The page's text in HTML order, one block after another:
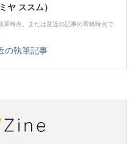
ヤ ススム）
筆時点、または直近の記事の寄稿時点で
の執筆記事